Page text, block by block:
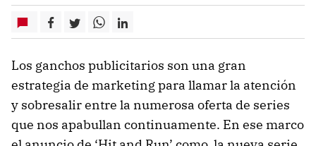
Los ganchos publicitarios son una gran
estrategia de marketing para llamar la atención
y sobresalir entre la numerosa oferta de series
que nos apabullan continuamente. En ese marco